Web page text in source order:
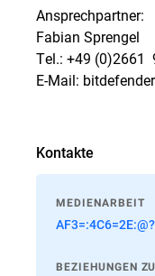
Ansprechpartner:
Fabian Sprengel
Tel.: +49 (0)2661 
E-Mail:
Kontakte
MEDIENARBEIT
BEZIEHUNGEN